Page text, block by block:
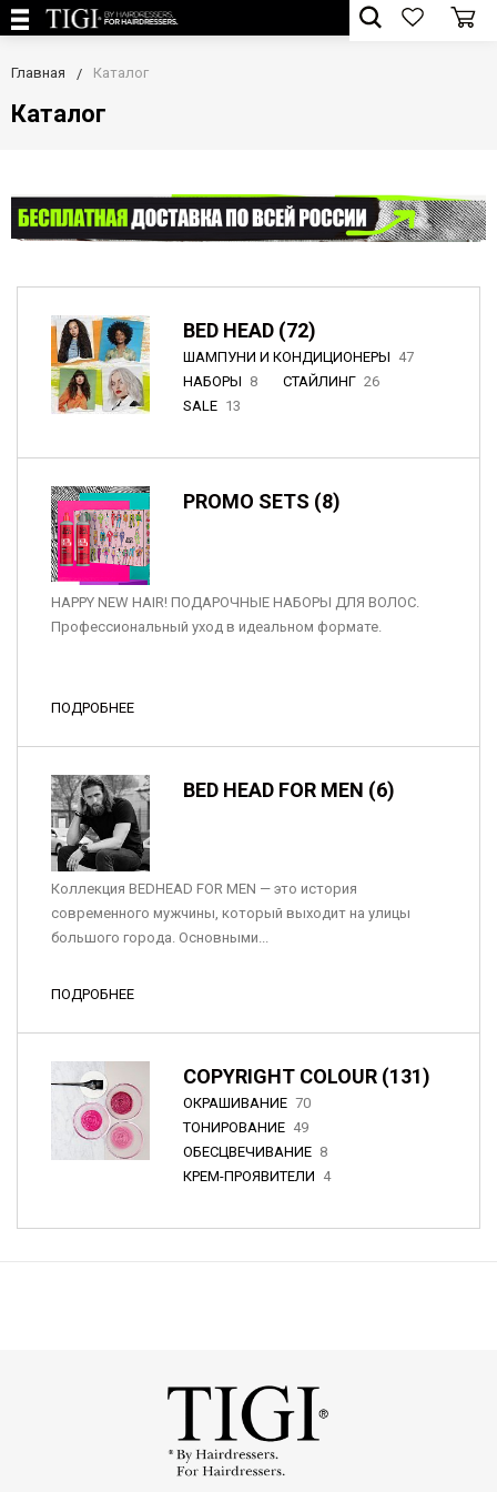
Главная Каталог
Каталог
BED HEAD (72)
ШАМПУНИ И КОНДИЦИОНЕРЫ 47
НАБОРЫ 8 СТАЙЛИНГ 26
SALE 13
PROMO SETS (8)
HAPPY NEW HAIR! ПОДАРОЧНЫЕ НАБОРЫ ДЛЯ ВОЛОС.
Профессиональный уход в идеальном формате.
ПОДРОБНЕЕ
BED HEAD FOR MEN (6)
Коллекция BEDHEAD FOR MEN — это история
современного мужчины, который выходит на улицы
большого города. Основными...
ПОДРОБНЕЕ
COPYRIGHT COLOUR (131)
ОКРАШИВАНИЕ 70
ТОНИРОВАНИЕ 49
ОБЕСЦВЕЧИВАНИЕ 8
КРЕМ-ПРОЯВИТЕЛИ 4